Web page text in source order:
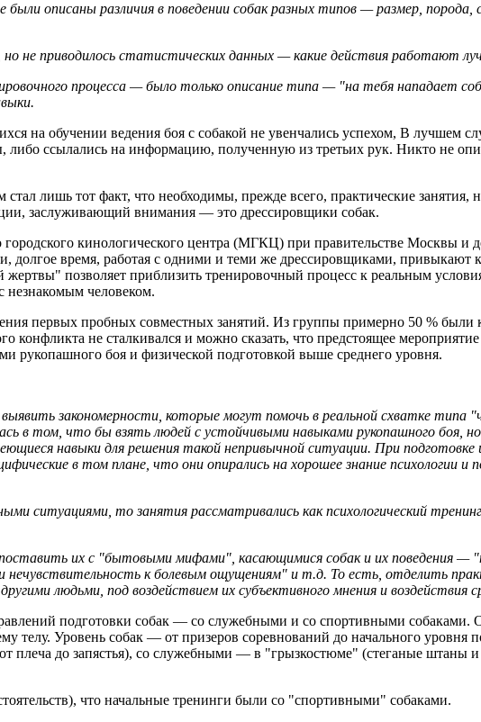
были описаны различия в поведении собак разных типов — размер,
не приводилось статистических данных — какие действия работают
процесса — было только описание типа — "на тебя нападает
на обучении ведения боя с собакой не увенчались успехом, В лучшем
либо ссылались на информацию, полученную из третьих рук. Никто не
лишь тот факт, что необходимы, прежде всего, практические
заслуживающий внимания — это дрессировщики собак.
кинологического центра (МГКЦ) при правительстве Москвы и
долгое время, работая с одними и теми же дрессировщиками,
позволяет приблизить тренировочный процесс к реальным
незнакомым человеком.
первых пробных совместных занятий. Из группы примерно 50 % были
конфликта не сталкивался и можно сказать, что предстоящее
боя и физической подготовкой выше среднего уровня.
закономерности, которые могут помочь в реальной схватке типа
в том, что бы взять людей с устойчивыми навыками рукопашного боя,
навыки для решения такой непривычной ситуации. При подготовке
в том плане, что они опирались на хорошее знание психологии и
ситуациями, то занятия рассматривались как психологический
их с "бытовыми мифами", касающимися собак и их поведения —
нечувствительность к болевым ощущениям" и т.д. То есть, отделить
людьми, под воздействием их субъективного мнения и воздействия
подготовки собак — со служебными и со спортивными
телу. Уровень собак — от призеров соревнований до начального
плеча до запястья), со служебными — в "грызкостюме" (стеганые штаны
что начальные тренинги были со "спортивными" собаками.